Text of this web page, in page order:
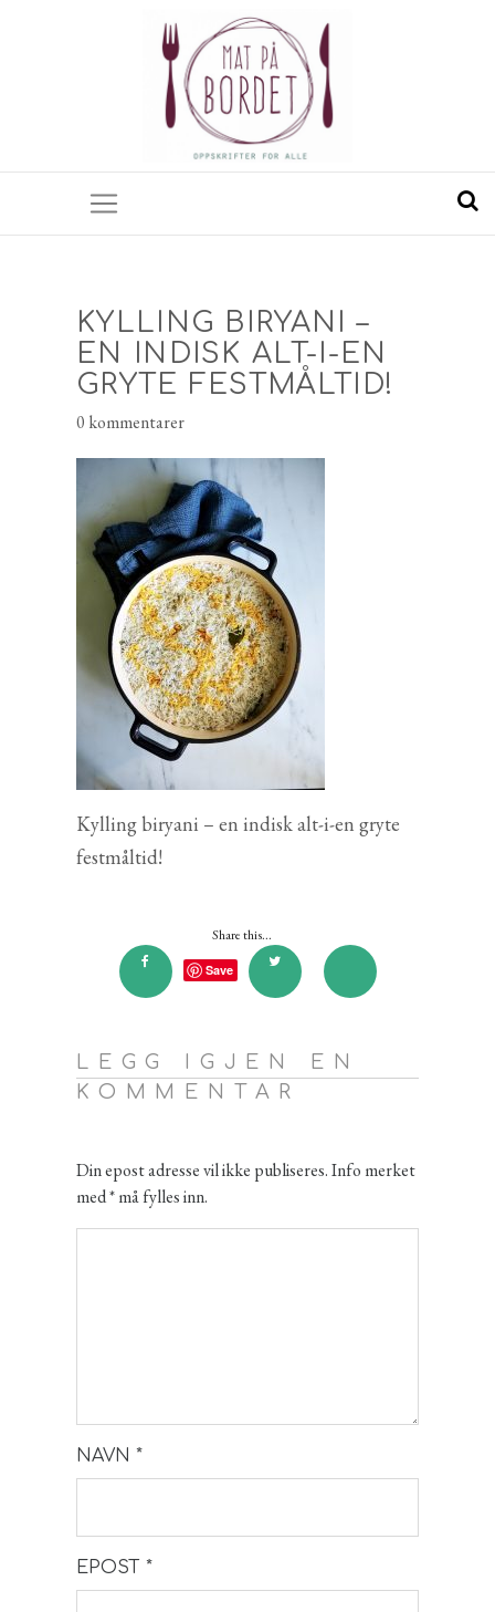
KYLLING BIRYANI –
EN INDISK ALT-I-EN
GRYTE FESTMÅLTID!
0 kommentarer
Kylling biryani – en indisk alt-i-en gryte
festmåltid!
Share this...
Save
LEGG IGJEN EN
KOMMENTAR
Din epost adresse vil ikke publiseres. Info merket
med * må fylles inn.
NAVN *
EPOST *